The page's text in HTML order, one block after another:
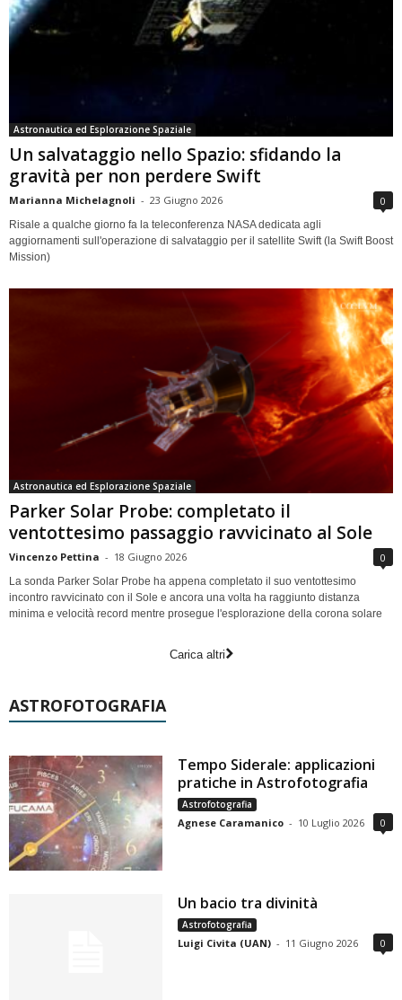
Astronautica ed Esplorazione Spaziale
Un salvataggio nello Spazio: sfidando la
gravità per non perdere Swift
Marianna Michelagnoli - 23 Giugno 2026 0
Risale a qualche giorno fa la teleconferenza NASA dedicata agli
aggiornamenti sull'operazione di salvataggio per il satellite Swift (la Swift Boost
Mission)
Astronautica ed Esplorazione Spaziale
Parker Solar Probe: completato il
ventottesimo passaggio ravvicinato al Sole
Vincenzo Pettina - 18 Giugno 2026 0
La sonda Parker Solar Probe ha appena completato il suo ventottesimo
incontro ravvicinato con il Sole e ancora una volta ha raggiunto distanza
minima e velocità record mentre prosegue l'esplorazione della corona solare
Carica altri
ASTROFOTOGRAFIA
Tempo Siderale: applicazioni
pratiche in Astrofotografia
Astrofotografia
Agnese Caramanico - 10 Luglio 2026 0
Un bacio tra divinità
Astrofotografia
Luigi Civita (UAN) - 11 Giugno 2026 0